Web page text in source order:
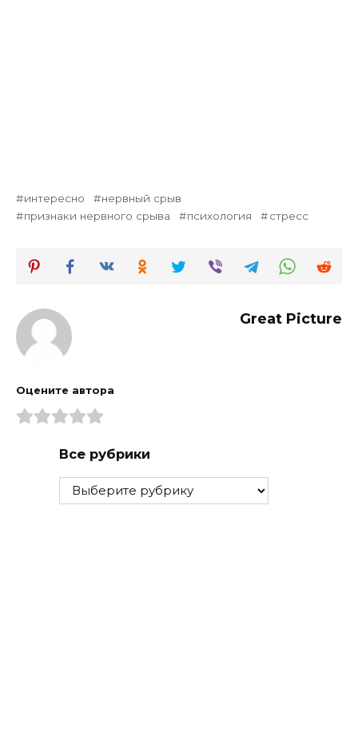
интересно
нервный срыв
признаки нервного срыва
психология стресс
Great Picture
Оцените автора
Все рубрики
Все
рубрики